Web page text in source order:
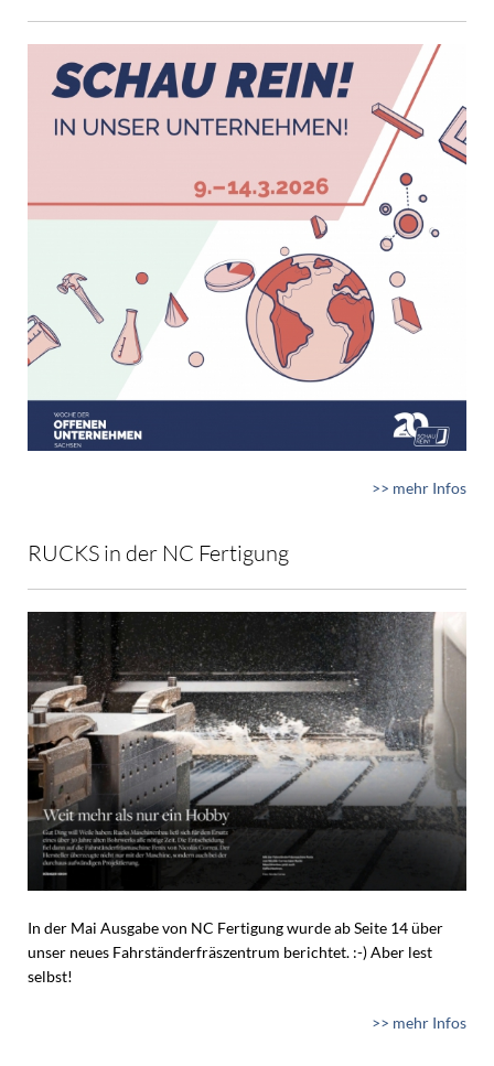
>> mehr Infos
RUCKS in der NC Fertigung
In der Mai Ausgabe von NC Fertigung wurde ab Seite 14 über
unser neues Fahrständerfräszentrum berichtet. :-) Aber lest
selbst!
>> mehr Infos